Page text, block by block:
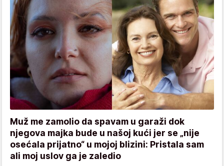
Muž me zamolio da spavam u garaži dok
njegova majka bude u našoj kući jer se „nije
osećala prijatno“ u mojoj blizini: Pristala sam
ali moj uslov ga je zaledio